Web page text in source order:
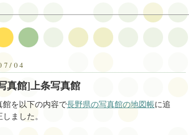
04
真館]上条写真館
館を以下の内容で長野県の写真館の地図帳に追
ました。